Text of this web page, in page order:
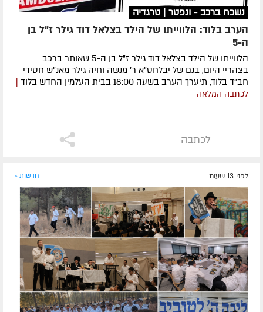
נשכח ברכב - ונפטר | טרגדיה
הערב בלוד: הלווייתו של הילד בצלאל דוד גילר ז"ל בן
ה-5
הלווייתו של הילד בצלאל דוד גילר ז"ל בן ה-5 שאותר ברכב
בצהריי היום, בנם של יבלחט"א ר' מנשה וחיה גילר מאנ"ש חסידי
חב"ד בלוד, תיערך הערב בשעה 18:00 בבית העלמין החדש בלוד
|
לכתבה המלאה
לכתבה
לפני 13 שעות חדשות »